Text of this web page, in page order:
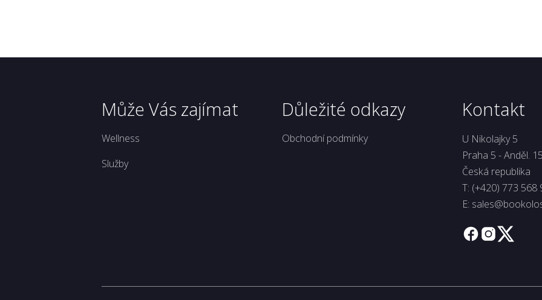
Může Vás zajímat
Wellness
Služby
Důležité odkazy
Obchodní podmínky
Kontakt
U Nikolajky 5
Praha 5 - Anděl.
Česká republika
T: (+420) 773 568
E: